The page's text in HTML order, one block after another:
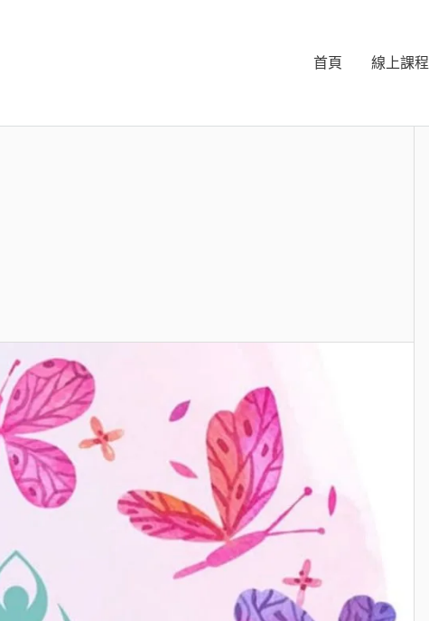
首頁 線上課程